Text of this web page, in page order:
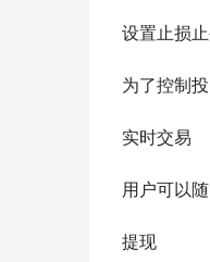
设置止损
为了控制
实时交易
用户可以
提现